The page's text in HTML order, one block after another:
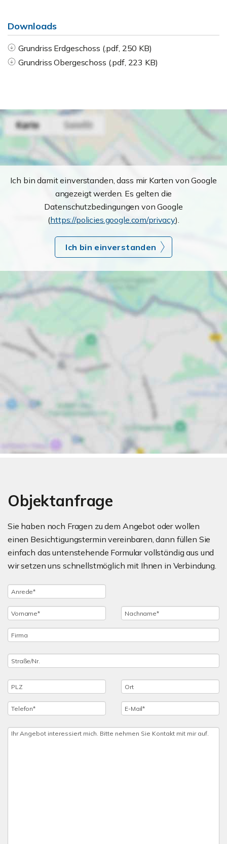
Downloads
Grundriss Erdgeschoss (.pdf, 250 KB)
Grundriss Obergeschoss (.pdf, 223 KB)
Ich bin damit einverstanden, dass mir Karten von Google
angezeigt werden. Es gelten die
Datenschutzbedingungen von Google
(https://policies.google.com/privacy).
Ich bin einverstanden
Objektanfrage
Sie haben noch Fragen zu dem Angebot oder wollen
einen Besichtigungstermin vereinbaren, dann füllen Sie
einfach das untenstehende Formular vollständig aus und
wir setzen uns schnellstmöglich mit Ihnen in Verbindung.